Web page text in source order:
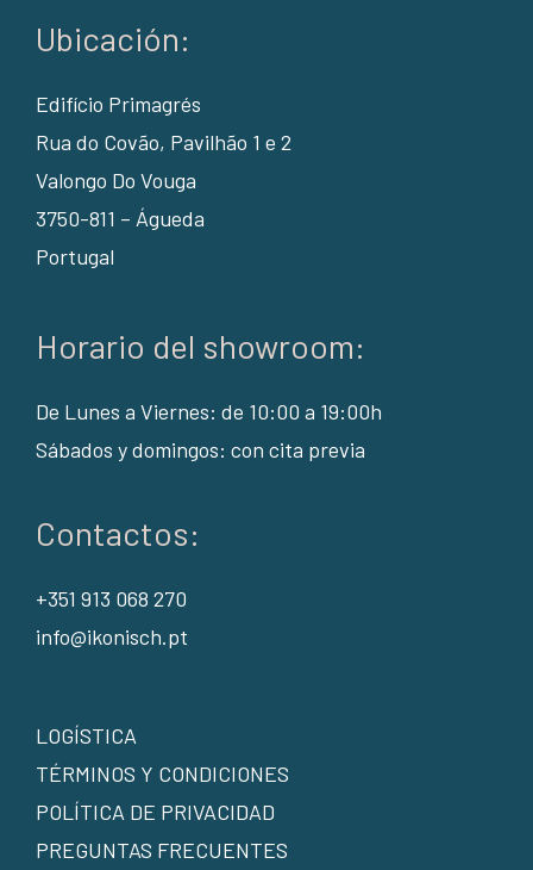
Ubicación:
Edifício Primagrés
Rua do Covão, Pavilhão 1 e 2
Valongo Do Vouga
3750-811 – Águeda
Portugal
Horario del showroom:
De Lunes a Viernes: de 10:00 a 19:00h
Sábados y domingos: con cita previa
Contactos:
+351 913 068 270
info@ikonisch.pt
LOGÍSTICA
TÉRMINOS Y CONDICIONES
POLÍTICA DE PRIVACIDAD
PREGUNTAS FRECUENTES